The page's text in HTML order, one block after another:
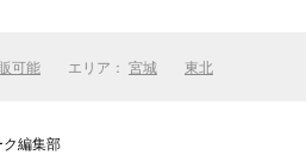
可能 エリア： 宮城 東北
編集部